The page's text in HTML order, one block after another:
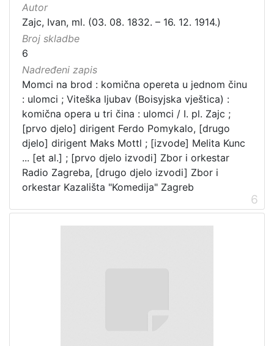
Autor
Zajc, Ivan, ml. (03. 08. 1832. – 16. 12. 1914.)
Broj skladbe
6
Nadređeni zapis
Momci na brod : komična opereta u jednom činu
: ulomci ; Viteška ljubav (Boisyjska vještica) :
komična opera u tri čina : ulomci / I. pl. Zajc ;
[prvo djelo] dirigent Ferdo Pomykalo, [drugo
djelo] dirigent Maks Mottl ; [izvode] Melita Kunc
... [et al.] ; [prvo djelo izvodi] Zbor i orkestar
Radio Zagreba, [drugo djelo izvodi] Zbor i
orkestar Kazališta "Komedija" Zagreb
6